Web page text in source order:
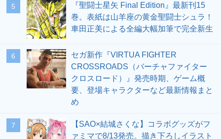
5
『聖闘士星矢 Final Edition』最新刊15
巻。表紙は山羊座の黄金聖闘士シュラ！
車田正美による全編大幅加筆で完全新生
6
セガ新作『VIRTUA FIGHTER
CROSSROADS（バーチャファイター
クロスロード）』発売時期、ゲーム概
要、登場キャラクターなど最新情報まと
め
7
【SAO×結城さくな】コラボグッズがフ
ァミマで8/13発売。描き下ろしイラスト